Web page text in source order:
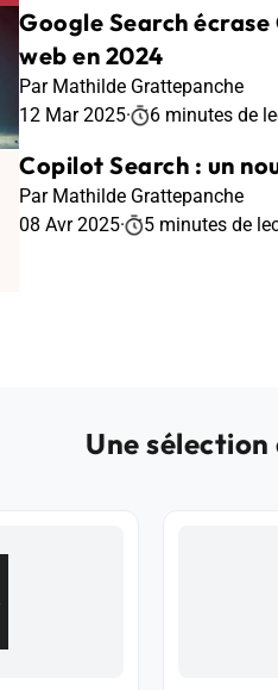
Google Search
web en 2024
Par Mathilde Grattepanche
12 Mar 2025· 6 minutes de
Copilot Search : un
Par Mathilde Grattepanche
08 Avr 2025· 5 minutes de
Une